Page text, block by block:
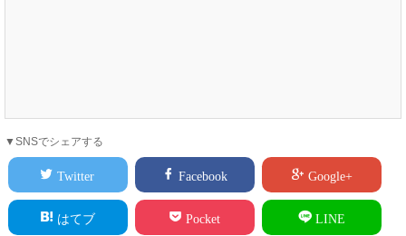
▼SNSでシェアする
Twitter Facebook Google+
はてブ Pocket LINE